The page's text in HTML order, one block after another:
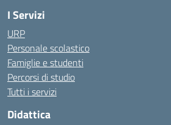
I Servizi
URP
Personale scolastico
Famiglie e studenti
Percorsi di studio
Tutti i servizi
Didattica